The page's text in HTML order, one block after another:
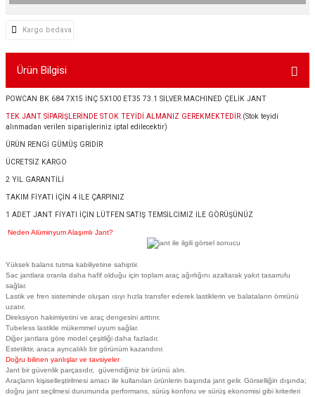
Çelik Jantlar
Kargo bedava
Ürün Bilgisi
POWCAN BK 684 7X15 İNÇ 5X100 ET35 73.1 SİLVER MACHINED ÇELİK JANT
TEK JANT SİPARİŞLERİNDE STOK TEYİDİ ALMANIZ GEREKMEKTEDİR. (Stok teyidi
alınmadan verilen siparişleriniz iptal edilecektir)
ÜRÜN RENGİ GÜMÜŞ GRİDİR
ÜCRETSİZ KARGO
2 YIL GARANTİLİ
TAKIM FİYATI İÇİN 4 İLE ÇARPINIZ
1 ADET JANT FİYATI İÇİN LÜTFEN SATIŞ TEMSİLCİMİZ İLE GÖRÜŞÜNÜZ
Neden Alüminyum Alaşımlı Jant?
Yüksek balans tutma kabiliyetine sahiptir.
Sac jantlara oranla daha hafif olduğu için toplam araç ağırlığını azaltarak yakıt tasarrufu
sağlar.
Lastik ve fren sisteminde oluşan ısıyı hızla transfer ederek lastiklerin ve balataların ömrünü
uzatır.
Direksiyon hakimiyetini ve araç dengesini arttırır.
Tubeless lastikle mükemmel uyum sağlar.
Diğer jantlara göre model çeşitliği daha fazladır.
Estetiktir, araca ayrıcalıklı bir görünüm kazandırır.
Doğru bilinen yanlışlar ve tavsiyeler
Jant bir güvenlik parçasıdır, güvendiğiniz bir ürünü alın.
Araçların kişiselleştirilmesi amacı ile kullanılan ürünlerin başında jant gelir. Görselliğin dışında;
doğru jant seçilmesi durumunda performans, sürüş konforu ve sürüş ekonomisi gibi kriterleri